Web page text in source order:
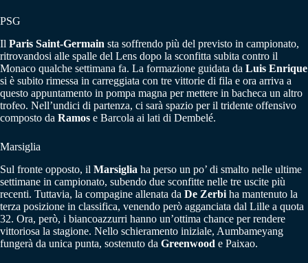
PSG
Il Paris Saint-Germain sta soffrendo più del previsto in campionato,
ritrovandosi alle spalle del Lens dopo la sconfitta subita contro il
Monaco qualche settimana fa. La formazione guidata da Luis Enrique
si è subito rimessa in carreggiata con tre vittorie di fila e ora arriva a
questo appuntamento in pompa magna per mettere in bacheca un altro
trofeo. Nell’undici di partenza, ci sarà spazio per il tridente offensivo
composto da Ramos e Barcola ai lati di Dembelé.
Marsiglia
Sul fronte opposto, il Marsiglia ha perso un po’ di smalto nelle ultime
settimane in campionato, subendo due sconfitte nelle tre uscite più
recenti. Tuttavia, la compagine allenata da De Zerbi ha mantenuto la
terza posizione in classifica, venendo però agganciata dal Lille a quota
32. Ora, però, i biancoazzurri hanno un’ottima chance per rendere
vittoriosa la stagione. Nello schieramento iniziale, Aumbameyang
fungerà da unica punta, sostenuto da Greenwood e Paixao.